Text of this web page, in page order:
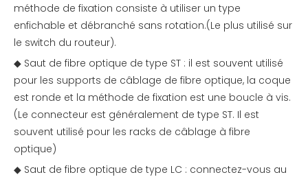
méthode de fixation consiste à utiliser un type
enfichable et débranché sans rotation.(Le plus utilisé sur
le switch du routeur).
◆ Saut de fibre optique de type ST : il est souvent utilisé
pour les supports de câblage de fibre optique, la coque
est ronde et la méthode de fixation est une boucle à vis.
(Le connecteur est généralement de type ST. Il est
souvent utilisé pour les racks de câblage à fibre
optique)
◆ Saut de fibre optique de type LC : connectez-vous au